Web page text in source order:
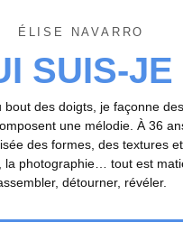
ÉLISE NAVARRO
SUIS-JE
bout des doigts, je façonne
une mélodie. À 36
des formes, des textures
la photographie… tout est
détourner, révéler.